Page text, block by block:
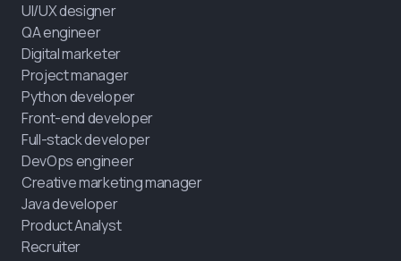
UI/UX designer
QA engineer
Digital marketer
Project manager
Python developer
Front-end developer
Full-stack developer
DevOps engineer
Creative marketing manager
Java developer
Product Analyst
Recruiter